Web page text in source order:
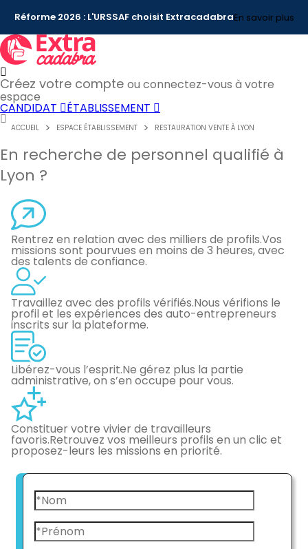
Réforme 2026 : L'URSSAF choisit ExtracadabraEn savoir plus
Créez votre compte ou connectez-vous à votre
espace
CANDIDAT ÉTABLISSEMENT
ACCUEIL ESPACE ÉTABLISSEMENT RESTAURATION VENTE À LYON
En recherche de personnel qualifié à
Lyon ?
Rentrez en relation avec des milliers de profils.Vos
missions sont pourvues en moins de 3 heures, avec
des talents de confiance.
Travaillez avec des profils vérifiés.Nous vérifions le
profil et les expériences des auto-entrepreneurs
inscrits sur la plateforme.
Libérez-vous l’esprit.Ne gérez plus la partie
administrative, on s’en occupe pour vous.
Constituer votre vivier de travailleurs
favoris.Retrouvez vos meilleurs profils en un clic et
proposez-leurs les missions en priorité.